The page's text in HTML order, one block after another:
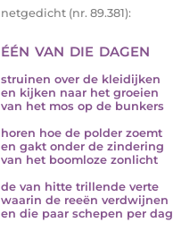
netgedicht (nr. 89.381):
één van die dagen
struinen over de kleidijken
en kijken naar het groeien
van het mos op de bunkers
horen hoe de polder zoemt
en gakt onder de zindering
van het boomloze zonlicht
de van hitte trillende verte
waarin de reeën verdwijnen
en die paar schepen per dag